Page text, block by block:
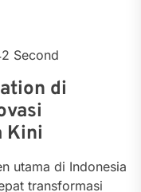
Second
di
Kini
utama di Indonesia
transformasi